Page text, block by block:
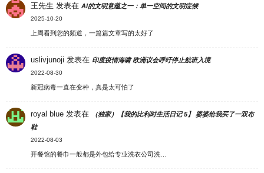
王先生 发表在AI的文明意蕴之一：单一空间的文明症候
2025-10-20
上周看到您的频道，一篇篇文章写的太好了
uslivjunoji 发表在 印度疫情海啸 欧洲议会呼吁停止航班入境
2022-08-30
新冠病毒一直在变种，真是太可怕了
royal blue 发表在
（独家）【我的比利时生活日记 5】 婆婆给我买了一双布
鞋
2022-08-03
开餐馆的餐巾一般都是外包给专业洗衣公司洗…